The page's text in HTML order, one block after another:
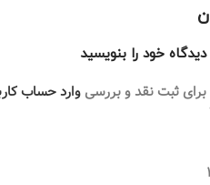
1
دیدگاه خود را بنویسید
برای ثبت نقد و بررسی وارد حساب